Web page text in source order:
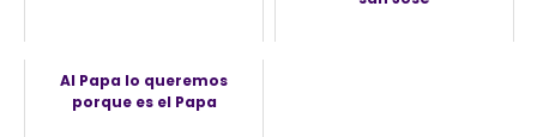
Al Papa lo queremos
porque es el Papa